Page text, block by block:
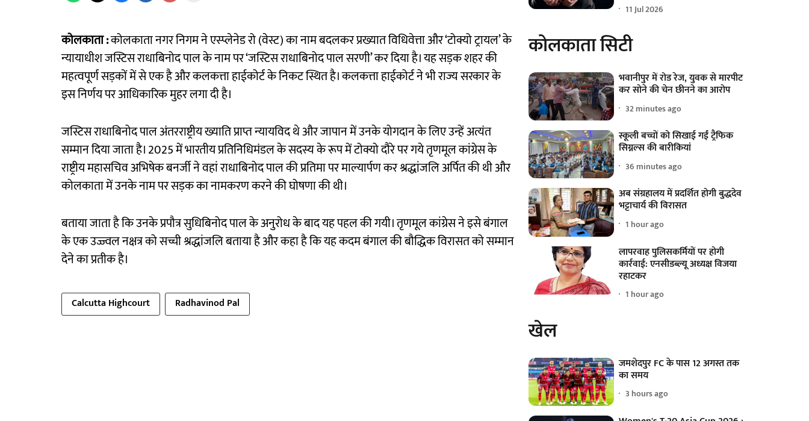
कोलकाता :कोलकाता नगर निगम ने एस्प्लेनेड रो (वेस्ट) का नाम बदलकर प्रख्यात विधिवेत्ता और ‘टोक्यो ट्रायल’ के
न्यायाधीश जस्टिस राधाबिनोद पाल के नाम पर ‘जस्टिस राधाबिनोद पाल सरणी’ कर दिया है। यह सड़क शहर की
महत्वपूर्ण सड़कों में से एक है और कलकत्ता हाईकोर्ट के निकट स्थित है। कलकत्ता हाईकोर्ट ने भी राज्य सरकार के
इस निर्णय पर आधिकारिक मुहर लगा दी है।
जस्टिस राधाबिनोद पाल अंतरराष्ट्रीय ख्याति प्राप्त न्यायविद थे और जापान में उनके योगदान के लिए उन्हें अत्यंत
सम्मान दिया जाता है। 2025 में भारतीय प्रतिनिधिमंडल के सदस्य के रूप में टोक्यो दौरे पर गये तृणमूल कांग्रेस के
राष्ट्रीय महासचिव अभिषेक बनर्जी ने वहां राधाबिनोद पाल की प्रतिमा पर माल्यार्पण कर श्रद्धांजलि अर्पित की थी और
कोलकाता में उनके नाम पर सड़क का नामकरण करने की घोषणा की थी।
बताया जाता है कि उनके प्रपौत्र सुधिबिनोद पाल के अनुरोध के बाद यह पहल की गयी। तृणमूल कांग्रेस ने इसे बंगाल
के एक उज्ज्वल नक्षत्र को सच्ची श्रद्धांजलि बताया है और कहा है कि यह कदम बंगाल की बौद्धिक विरासत को सम्मान
देने का प्रतीक है।
Calcutta Highcourt Radhavinod Pal
11 Jul 2026
कोलकाता सिटी
भवानीपुर में रोड रेज, युवक से मारपीट
कर सोने की चेन छीनने का आरोप
32 minutes ago
स्कूली बच्चों को सिखाई गईं ट्रैफिक
सिग्नल्स की बारीकियां
36 minutes ago
अब संग्रहालय में प्रदर्शित होगी बुद्धदेव
भट्टाचार्य की विरासत
1 hour ago
लापरवाह पुलिसकर्मियों पर होगी
कार्रवाई: एनसीडब्ल्यू अध्यक्ष विजया
रहाटकर
1 hour ago
खेल
जमशेदपुर FC के पास 12 अगस्त तक
का समय
3 hours ago